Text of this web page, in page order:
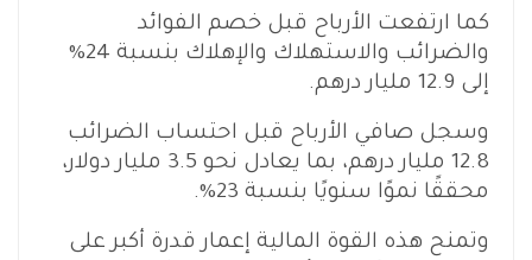
كما ارتفعت الأرباح قبل خصم الفوائد
والضرائب والاستهلاك والإهلاك بنسبة 24%
إلى 12.9 مليار درهم.
وسجل صافي الأرباح قبل احتساب الضرائب
12.8 مليار درهم، بما يعادل نحو 3.5 مليار دولار،
محققًا نموًا سنويًا بنسبة 23%.
وتمنح هذه القوة المالية إعمار قدرة أكبر على